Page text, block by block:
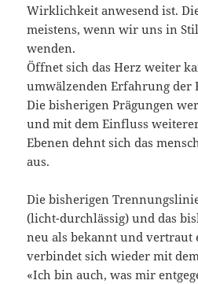
Wirklichkeit anwesend ist.
meistens, wenn wir uns in
wenden.
Öffnet sich das Herz weiter
umwälzenden Erfahrung der
Die bisherigen Prägungen
und mit dem Einfluss
Ebenen dehnt sich das
aus.
Die bisherigen
(licht-durchlässig) und das
neu als bekannt und vertraut
verbindet sich wieder mit
«Ich bin auch, was mir